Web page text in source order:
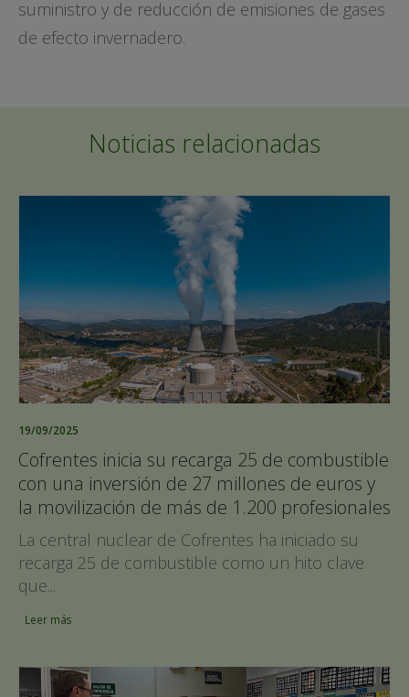
suministro y de reducción de emisiones de gases
de efecto invernadero.
Noticias relacionadas
19/09/2025
Cofrentes inicia su recarga 25 de combustible
con una inversión de 27 millones de euros y
la movilización de más de 1.200 profesionales
La central nuclear de Cofrentes ha iniciado su
recarga 25 de combustible como un hito clave
que...
Leer más